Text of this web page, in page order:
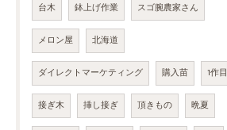
台木 鉢上げ作業 スゴ腕農家さん
メロン屋 北海道
ダイレクトマーケティング 購入苗 1作目
接ぎ木 挿し接ぎ 頂きもの 晩夏